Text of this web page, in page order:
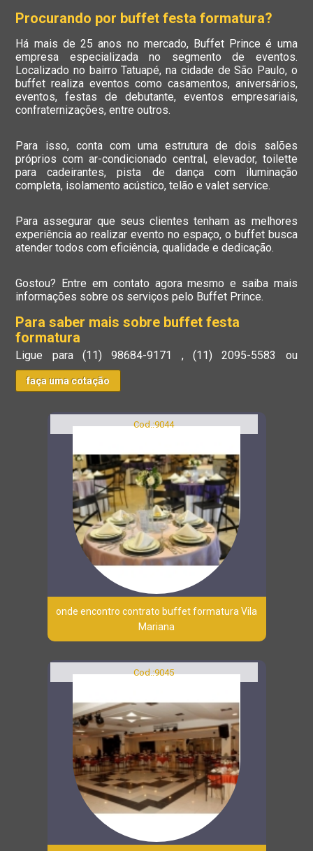
Procurando por buffet festa formatura?
Há mais de 25 anos no mercado, Buffet Prince é uma
empresa especializada no segmento de eventos.
Localizado no bairro Tatuapé, na cidade de São Paulo, o
buffet realiza eventos como casamentos, aniversários,
eventos, festas de debutante, eventos empresariais,
confraternizações, entre outros.
Para isso, conta com uma estrutura de dois salões
próprios com ar-condicionado central, elevador, toilette
para cadeirantes, pista de dança com iluminação
completa, isolamento acústico, telão e valet service.
Para assegurar que seus clientes tenham as melhores
experiência ao realizar evento no espaço, o buffet busca
atender todos com eficiência, qualidade e dedicação.
Gostou? Entre em contato agora mesmo e saiba mais
informações sobre os serviços pelo Buffet Prince.
Para saber mais sobre buffet festa
formatura
Ligue para(11) 98684-9171 , (11) 2095-5583 ou
faça uma cotação
Cod.:9044
onde encontro contrato buffet formatura Vila
Mariana
Cod.:9045